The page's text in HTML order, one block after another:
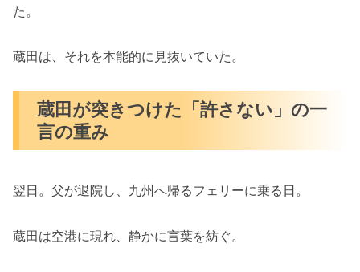
た。
蔵田は、それを本能的に見抜いていた。
蔵田が突きつけた「許さない」の一
言の重み
翌日。父が退院し、九州へ帰るフェリーに乗る日。
蔵田は空港に現れ、静かに言葉を紡ぐ。